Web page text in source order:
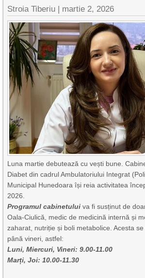
Stroia Tiberiu | martie 2, 2026
Luna martie debutează cu vești bune.
Diabet din cadrul Ambulatoriului Integrat
Municipal Hunedoara își reia activitatea
2026.
Programul cabinetului va fi susținut de
Oala-Ciulică, medic de medicină internă și
zaharat, nutriție și boli metabolice. Acesta
până vineri, astfel:
Luni, Miercuri, Vineri: 9.00-11.00
Marți, Joi: 10.00-11.30